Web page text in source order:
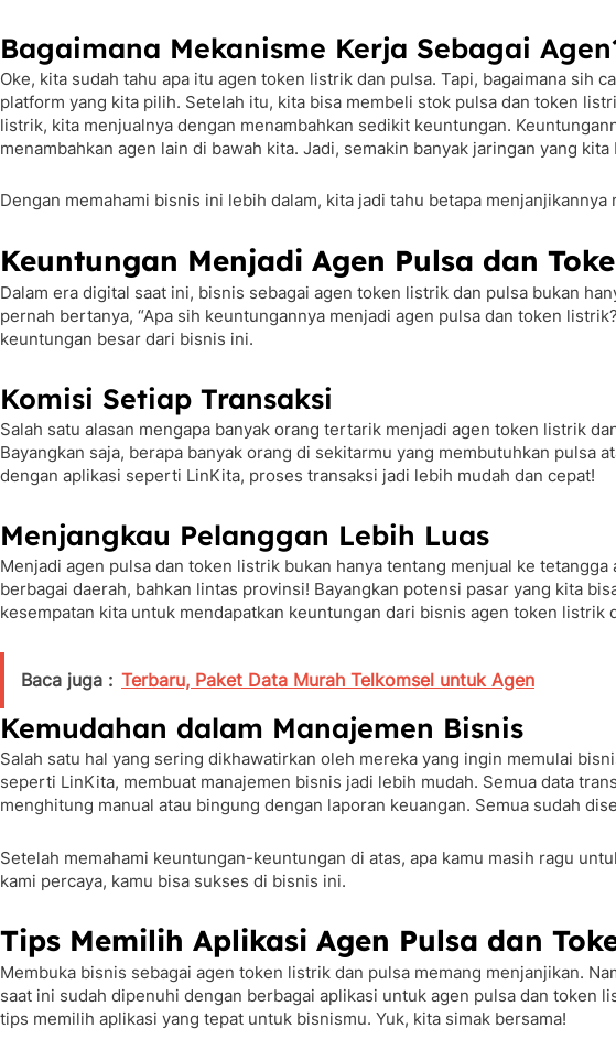
Bagaimana Mekanisme Kerja Sebagai
Oke, kita sudah tahu apa itu agen token listrik dan pulsa. Tapi, bagaimana sih
platform yang kita pilih. Setelah itu, kita bisa membeli stok pulsa dan token
listrik, kita menjualnya dengan menambahkan sedikit keuntungan.
menambahkan agen lain di bawah kita. Jadi, semakin banyak jaringan yang
Dengan memahami bisnis ini lebih dalam, kita jadi tahu betapa
Keuntungan Menjadi Agen Pulsa dan
Dalam era digital saat ini, bisnis sebagai agen token listrik dan pulsa bukan
pernah bertanya, “Apa sih keuntungannya menjadi agen pulsa dan token
keuntungan besar dari bisnis ini.
Komisi Setiap Transaksi
Salah satu alasan mengapa banyak orang tertarik menjadi agen token listrik
Bayangkan saja, berapa banyak orang di sekitarmu yang membutuhkan
dengan aplikasi seperti LinKita, proses transaksi jadi lebih mudah dan cepat!
Menjangkau Pelanggan Lebih Luas
Menjadi agen pulsa dan token listrik bukan hanya tentang menjual ke
berbagai daerah, bahkan lintas provinsi! Bayangkan potensi pasar yang kita
kesempatan kita untuk mendapatkan keuntungan dari bisnis agen token listrik
Baca juga : Terbaru, Paket Data Murah Telkomsel untuk Agen
Kemudahan dalam Manajemen Bisnis
Salah satu hal yang sering dikhawatirkan oleh mereka yang ingin memulai
seperti LinKita, membuat manajemen bisnis jadi lebih mudah. Semua data
menghitung manual atau bingung dengan laporan keuangan. Semua sudah
Setelah memahami keuntungan-keuntungan di atas, apa kamu masih ragu
kami percaya, kamu bisa sukses di bisnis ini.
Tips Memilih Aplikasi Agen Pulsa dan
Membuka bisnis sebagai agen token listrik dan pulsa memang menjanjikan.
saat ini sudah dipenuhi dengan berbagai aplikasi untuk agen pulsa dan token
tips memilih aplikasi yang tepat untuk bisnismu. Yuk, kita simak bersama!